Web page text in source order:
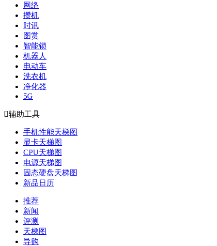
网络
攒机
时讯
图赏
智能锁
机器人
电动车
洗衣机
净化器
5G
辅助工具
手机性能天梯图
显卡天梯图
CPU天梯图
电源天梯图
固态硬盘天梯图
新品日历
推荐
新闻
评测
天梯图
导购